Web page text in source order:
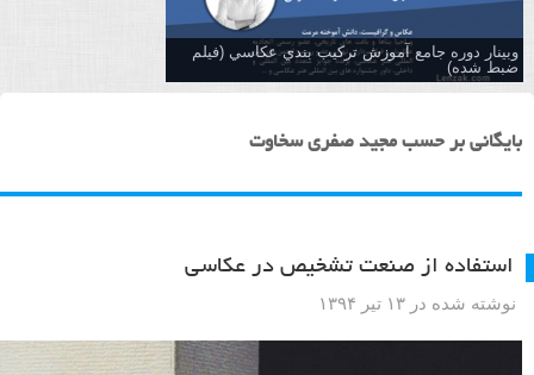
وبینار دوره جامع آموزش تركيب بندي عكاسي (فیلم
ضبط شده)
بایگانی بر حسب مجید صفری سخاوت
استفاده از صنعت تشخیص در عکاسی
نوشته شده در ۱۳ تیر ۱۳۹۴